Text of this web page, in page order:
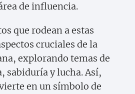
de influencia.
que rodean a estas
cruciales de la
explorando temas de
sabiduría y lucha. Así,
en un símbolo de